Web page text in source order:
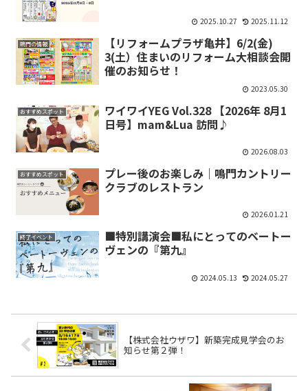
2025.10.27 2025.11.12
鳴門の情報
【リフォームプラザ亀井】6/2(金)
3(土）住まいのリフォーム大相談会開
催のお知らせ！
2023.05.30
おすすめスポット
ワイワイYEG Vol.328 【2026年 8月1
日号】mam&Lua 訪問♪
2026.08.03
おすすめスポット
プレー後のお楽しみ｜鳴門カントリー
クラブのレストラン
2026.01.21
終了イベント
■特別講演会■私にとってのベートー
ヴェンの『第九』
2024.05.13 2024.05.27
【株式会社ウザワ】新築完成見学会のお
知らせ第２弾！